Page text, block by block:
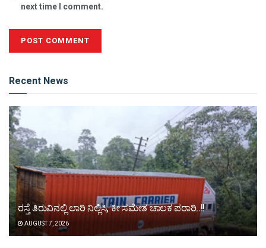
next time I comment.
Recent News
ರಸ್ತೆ ತಿರುವಿನಲ್ಲಿ ಲಾರಿ ನಿಲ್ಲಿಸಿ, ಕೀ ಸಮೇತ ಚಾಲಕ ಪರಾರಿ..!!
AUGUST 7, 2026